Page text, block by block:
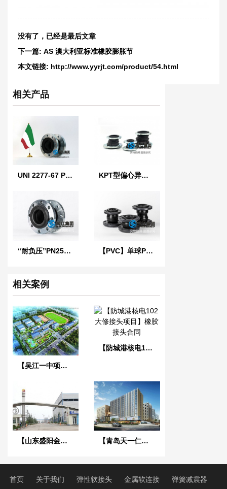
没有了，已经是最后文章
下一篇: AS 澳大利亚标准橡胶膨胀节
本文链接: http://www.yyrjt.com/product/54.html
相关产品
UNI 2277-67 PN10 意大利标准橡胶膨胀节 KPT型偏心异径橡胶接头
“耐负压”PN25橡胶接头 【PVC】单球PVC法兰橡胶接头
相关案例
【吴江一中项目】吊式减震器合同
【防城港核电102大修接头项目】橡胶接头合同
【山东盛阳金属节能改造循环水系统】橡胶接头合同 【青岛天一仁和财富中心项目】弹簧减震器合同
首页 关于我们 弹性软接头 金属软连接 弹簧减震器